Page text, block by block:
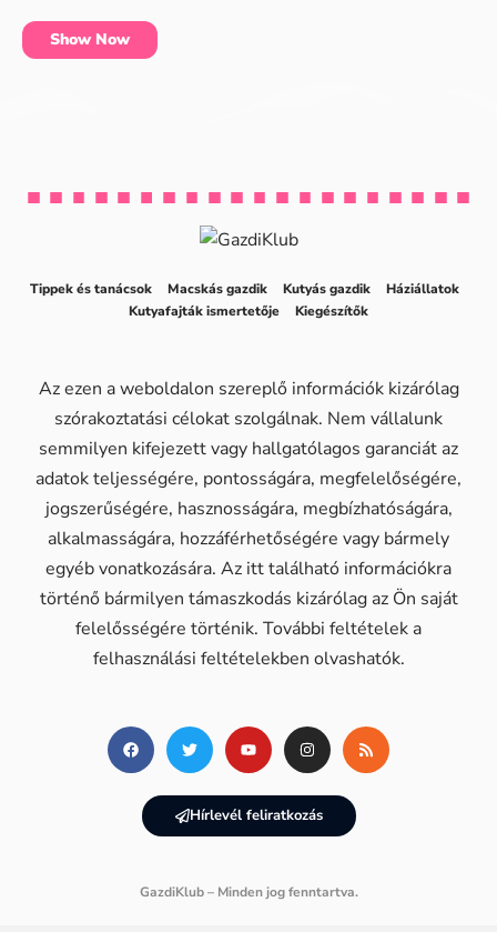
Show Now
Tippek és tanácsok Macskás gazdik Kutyás gazdik
Háziállatok
Kutyafajták ismertetője
Kiegészítők
Az ezen a weboldalon szereplő információk kizárólag
szórakoztatási célokat szolgálnak. Nem vállalunk
semmilyen kifejezett vagy hallgatólagos garanciát az
adatok teljességére, pontosságára, megfelelőségére,
jogszerűségére, hasznosságára, megbízhatóságára,
alkalmasságára, hozzáférhetőségére vagy bármely
egyéb vonatkozására. Az itt található információkra
történő bármilyen támaszkodás kizárólag az Ön saját
felelősségére történik. További feltételek a
felhasználási feltételekben olvashatók.
Hírlevél feliratkozás
GazdiKlub – Minden jog fenntartva.